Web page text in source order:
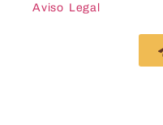
Aviso Legal